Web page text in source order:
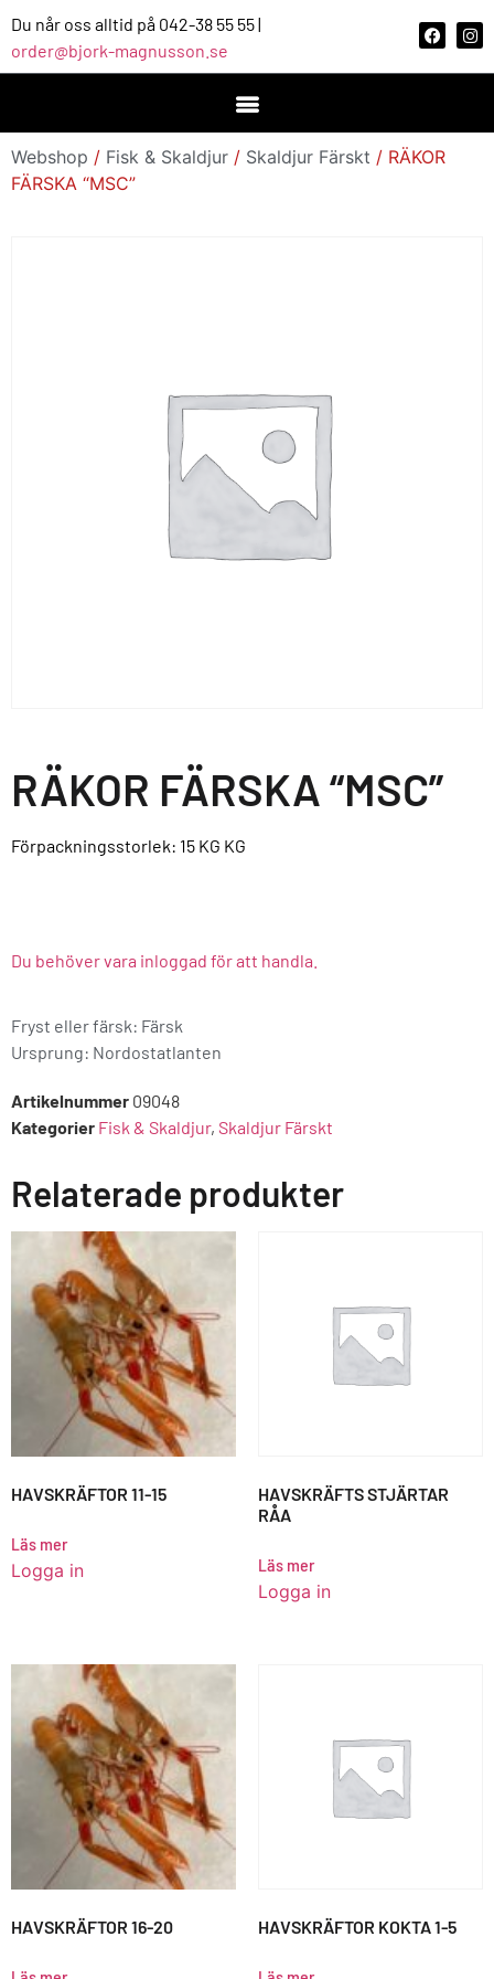
Du når oss alltid på 042-38 55 55 |
order@bjork-magnusson.se
Webshop / Fisk & Skaldjur / Skaldjur Färskt / RÄKOR
FÄRSKA “MSC”
RÄKOR FÄRSKA “MSC”
Förpackningsstorlek: 15 KG KG
Du behöver vara inloggad för att handla.
Fryst eller färsk: Färsk
Ursprung: Nordostatlanten
Artikelnummer 09048
Kategorier Fisk & Skaldjur, Skaldjur Färskt
Relaterade produkter
HAVSKRÄFTOR 11-15
Läs mer
Logga in
HAVSKRÄFTS STJÄRTAR
RÅA
Läs mer
Logga in
HAVSKRÄFTOR 16-20 HAVSKRÄFTOR KOKTA 1-5